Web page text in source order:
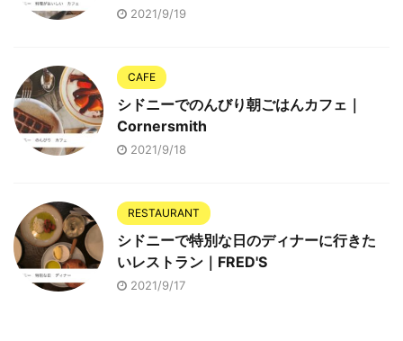
2021/9/19
CAFE
シドニーでのんびり朝ごはんカフェ｜
Cornersmith
2021/9/18
RESTAURANT
シドニーで特別な日のディナーに行きた
いレストラン｜FRED'S
2021/9/17